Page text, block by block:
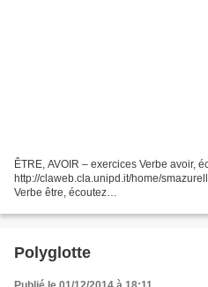
ÊTRE, AVOIR – exercices Verbe avoir,
http://claweb.cla.unipd.it/home/
Verbe être, écoutez
Trouvez les paires
Polyglotte